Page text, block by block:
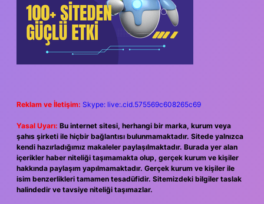
Reklam ve İletişim: Skype: live:.cid.575569c608265c69
Yasal Uyarı: Bu internet sitesi, herhangi bir marka, kurum veya
şahıs şirketi ile hiçbir bağlantısı bulunmamaktadır. Sitede yalnızca
kendi hazırladığımız makaleler paylaşılmaktadır. Burada yer alan
içerikler haber niteliği taşımamakta olup, gerçek kurum ve kişiler
hakkında paylaşım yapılmamaktadır. Gerçek kurum ve kişiler ile
isim benzerlikleri tamamen tesadüfidir. Sitemizdeki bilgiler taslak
halindedir ve tavsiye niteliği taşımazlar.